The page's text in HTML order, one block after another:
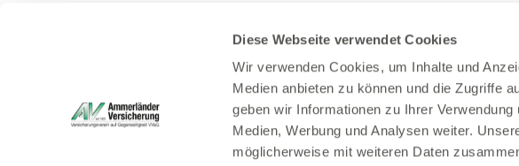
Diese Webseite verwendet Cookies
Wir verwenden Cookies, um Inhalte und
Medien anbieten zu können und die Zugriffe
geben wir Informationen zu Ihrer
Medien, Werbung und Analysen weiter.
möglicherweise mit weiteren Daten